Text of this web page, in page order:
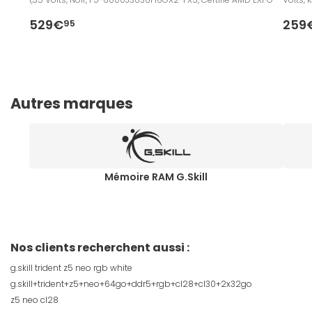
529€95
Autres marques
Mémoire RAM G.Skill
Nos clients recherchent aussi :
g.skill trident z5 neo rgb white
g.skill+trident+z5+neo+64go+ddr5+rgb+cl28+cl30+2x32go
z5 neo cl28